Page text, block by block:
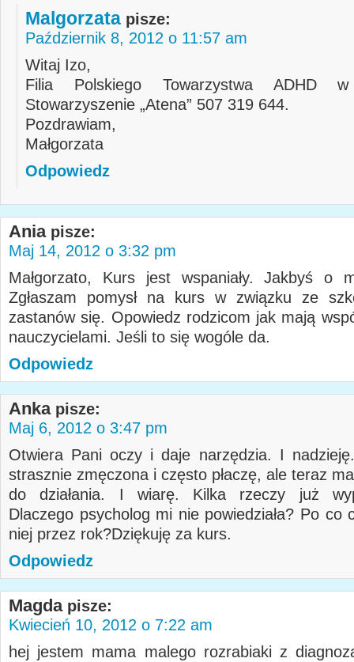
Malgorzata pisze:
Październik 8, 2012 o 11:57 am
Witaj Izo,
Filia Polskiego Towarzystwa ADHD
Stowarzyszenie „Atena” 507 319 644.
Pozdrawiam,
Małgorzata
Odpowiedz
Ania pisze:
Maj 14, 2012 o 3:32 pm
Małgorzato, Kurs jest wspaniały. Jakbyś o
Zgłaszam pomysł na kurs w związku ze
zastanów się. Opowiedz rodzicom jak mają
nauczycielami. Jeśli to się wogóle da.
Odpowiedz
Anka pisze:
Maj 6, 2012 o 3:47 pm
Otwiera Pani oczy i daje narzędzia. I
strasznie zmęczona i często płaczę, ale teraz
do działania. I wiarę. Kilka rzeczy już
Dlaczego psycholog mi nie powiedziała? Po co
niej przez rok?Dziękuję za kurs.
Odpowiedz
Magda pisze:
Kwiecień 10, 2012 o 7:22 am
hej jestem mama malego rozrabiaki z